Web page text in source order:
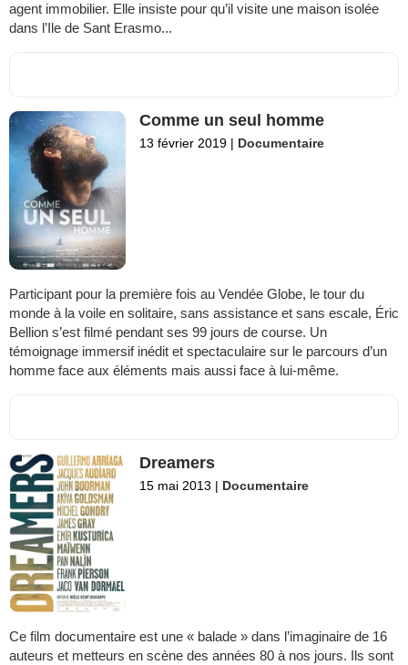
agent immobilier. Elle insiste pour qu’il visite une maison isolée
dans l’Ile de Sant Erasmo...
Comme un seul homme
13 février 2019 | Documentaire
Participant pour la première fois au Vendée Globe, le tour du
monde à la voile en solitaire, sans assistance et sans escale, Éric
Bellion s’est filmé pendant ses 99 jours de course. Un
témoignage immersif inédit et spectaculaire sur le parcours d’un
homme face aux éléments mais aussi face à lui-même.
Dreamers
15 mai 2013 | Documentaire
Ce film documentaire est une « balade » dans l’imaginaire de 16
auteurs et metteurs en scène des années 80 à nos jours. Ils sont